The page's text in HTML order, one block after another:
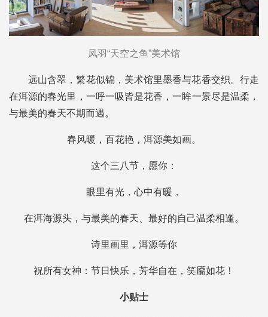
凤羽“天空之鱼”美术馆
远山含翠，繁花似锦，美术馆里墨香与花香交织。行走
在洱源的春光里，一呼一吸皆是花香，一眸一景尽是温柔，
与最美的春天不期而遇。
春风暖，百花艳，洱源美如画。
这个三八节，愿你：
眼里有光，心中有暖，
在洱海源头，与最美的春天、最好的自己温柔相逢。
诗里画里，洱源等你
祝所有女神：节日快乐，芳华自在，笑靥如花！
小贴士